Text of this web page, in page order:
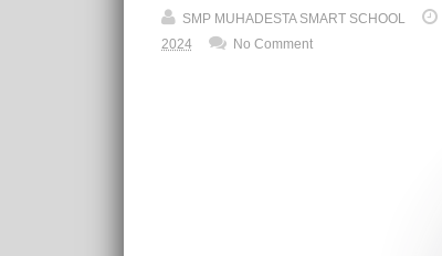
SMP MUHADESTA SMART SCHOOL
2024
No Comment